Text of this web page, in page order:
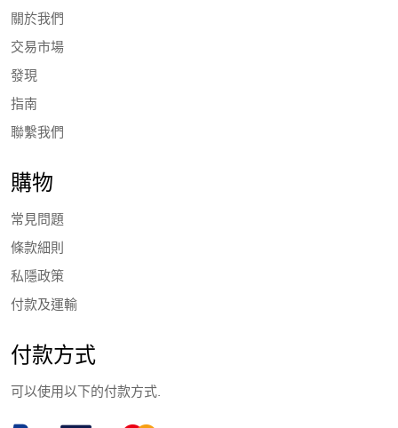
關於我們
交易市場
發現
指南
聯繫我們
購物
常見問題
條款細則
私隱政策
付款及運輸
付款方式
可以使用以下的付款方式.